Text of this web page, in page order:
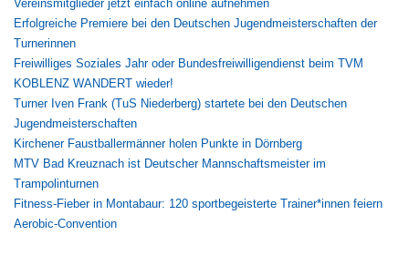
Vereinsmitglieder jetzt einfach online aufnehmen
Erfolgreiche Premiere bei den Deutschen Jugendmeisterschaften der
Turnerinnen
Freiwilliges Soziales Jahr oder Bundesfreiwilligendienst beim TVM
KOBLENZ WANDERT wieder!
Turner Iven Frank (TuS Niederberg) startete bei den Deutschen
Jugendmeisterschaften
Kirchener Faustballermänner holen Punkte in Dörnberg
MTV Bad Kreuznach ist Deutscher Mannschaftsmeister im
Trampolinturnen
Fitness-Fieber in Montabaur: 120 sportbegeisterte Trainer*innen feiern
Aerobic-Convention